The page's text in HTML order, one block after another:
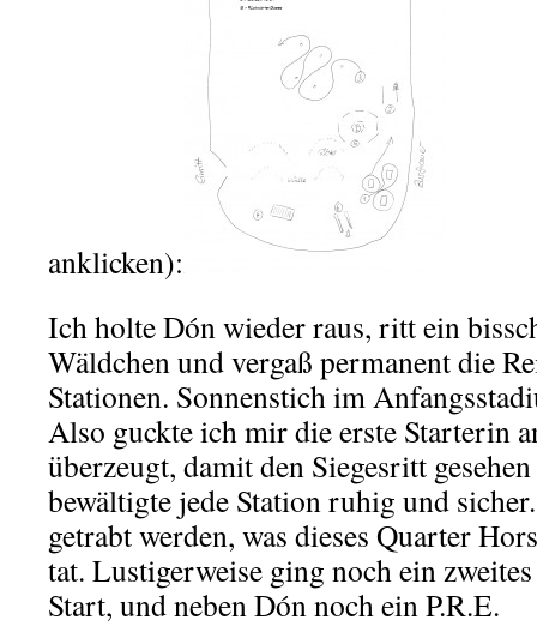
anklicken):
Ich holte Dón wieder raus, ritt ein
Wäldchen und vergaß permanent die
Stationen. Sonnenstich im
Also guckte ich mir die erste Starterin
überzeugt, damit den Siegesritt
bewältigte jede Station ruhig und
getrabt werden, was dieses Quarter
tat. Lustigerweise ging noch ein
Start, und neben Dón noch ein P.R.E.